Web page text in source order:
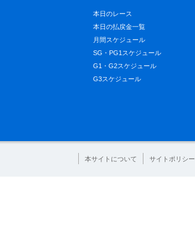
本日のレース
本日の払戻金一覧
月間スケジュール
SG・PG1スケジュール
G1・G2スケジュール
G3スケジュール
本サイトについて サイトポリシー